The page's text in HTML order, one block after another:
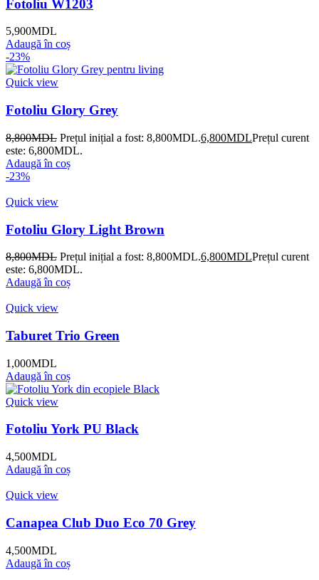
Fotoliu W1203
5,900MDL
Adaugă în coș
-23%
Quick view
Fotoliu Glory Grey
8,800MDL Prețul inițial a fost: 8,800MDL.6,800MDLPrețul curent
este: 6,800MDL.
Adaugă în coș
-23%
Quick view
Fotoliu Glory Light Brown
8,800MDL Prețul inițial a fost: 8,800MDL.6,800MDLPrețul curent
este: 6,800MDL.
Adaugă în coș
Quick view
Taburet Trio Green
1,000MDL
Adaugă în coș
Quick view
Fotoliu York PU Black
4,500MDL
Adaugă în coș
Quick view
Canapea Club Duo Eco 70 Grey
4,500MDL
Adaugă în coș